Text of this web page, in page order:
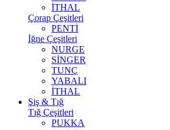
İTHAL
Çorap Çeşitleri
PENTİ
İğne Çeşitleri
NURGE
SİNGER
TUNÇ
YABALI
İTHAL
Şiş & Tığ
Tığ Çeşitleri
PUKKA